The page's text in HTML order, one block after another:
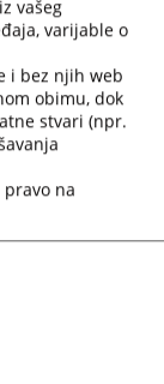
vašeg
varijable o
i bez njih web
obimu, dok
stvari (npr.
na